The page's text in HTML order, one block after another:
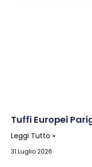
Tuffi Europei
Leggi Tutto »
31 Luglio 2026